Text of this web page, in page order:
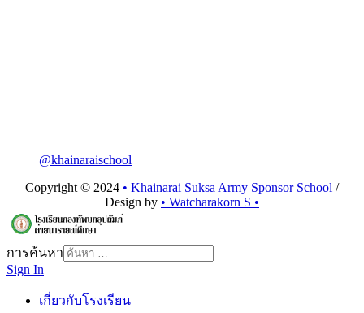
@khainaraischool
Copyright © 2024 • Khainarai Suksa Army Sponsor School /
Design by • Watcharakorn S •
การค้นหา
Sign In
เกี่ยวกับโรงเรียน